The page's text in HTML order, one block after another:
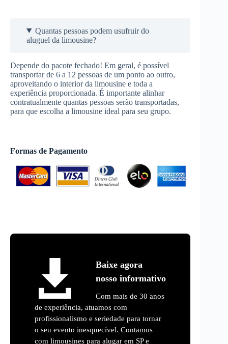
Quantas pessoas podem usufruir do
aluguel da limousine?
Depende do pacote fechado! Em geral, é possível
transportar de 6 a 12 pessoas de um ponto ao outro,
aproveitando o interior da limousine e toda a
experiência proporcionada. É importante alinhar
contratualmente quantas pessoas serão transportadas,
para que escolha a limousine ideal para seu grupo.
Formas de Pagamento
Baixe agora
nosso informativo
Com mais de 30 anos
de experiência, atuamos com
profissionalismo e seriedade para tornar
o seu evento inesquecível. Contamos
com limousines para alugar em SP e